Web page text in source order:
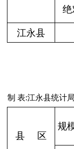
绝
江永县
制 表:江永县统计局
县 区
规